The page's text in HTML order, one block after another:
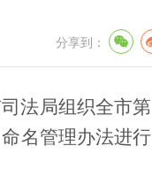
分享到：
司法局组织全市第
命名管理办法进行